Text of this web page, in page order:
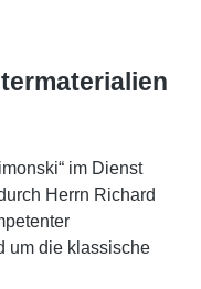
im Dienst
Herrn Richard
um die klassische